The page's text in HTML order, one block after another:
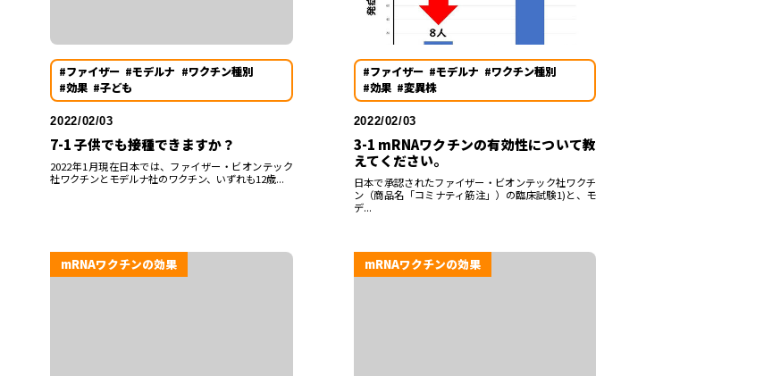
#ファイザー #モデルナ #ワクチン種別
#効果 #子ども
2022/02/03
7-1 子供でも接種できますか？
2022年1月現在日本では、ファイザー・ビオンテック
社ワクチンとモデルナ社のワクチン、いずれも12歳...
#ファイザー #モデルナ #ワクチン種別
#効果 #変異株
2022/02/03
3-1 mRNAワクチンの有効性について教
えてください。
日本で承認されたファイザー・ビオンテック社ワクチ
ン（商品名「コミナティ筋注」）の臨床試験1)と、モ
デ...
mRNAワクチンの効果 mRNAワクチンの効果